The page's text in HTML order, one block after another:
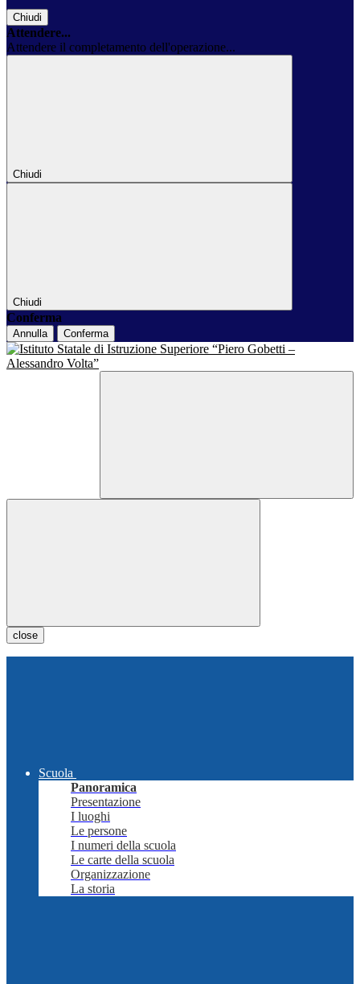
Chiudi
Attendere...
Attendere il completamento dell'operazione...
Chiudi
Chiudi
Conferma
Annulla Conferma
close
Scuola
Panoramica
Presentazione
I luoghi
Le persone
I numeri della scuola
Le carte della scuola
Organizzazione
La storia